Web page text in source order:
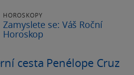
HOROSKOPY
Zamyslete se: Váš Roční
Horoskop
cesta Penélope Cruz